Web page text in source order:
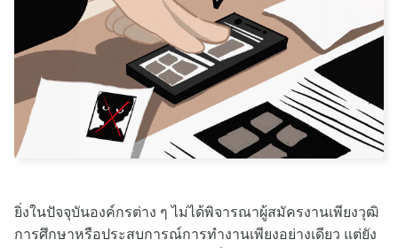
ยิ่งในปัจจุบันองค์กรต่าง ๆ ไม่ได้พิจารณาผู้สมัครงานเพียงวุฒิ
การศึกษาหรือประสบการณ์การทำงานเพียงอย่างเดียว แต่ยัง